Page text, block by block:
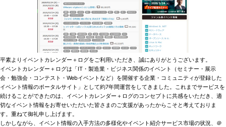
平素よりイベントカレンダー＋ログをご利用いただき、誠にありがとうございます。
イベントカレンダー＋ログは「IT・製造業・ビジネス関係のイベント（セミナー・展示
会・勉強会・コンテスト・Webイベントなど）を開催する企業・コミュニティが登録した
イベント情報のポータルサイト」として約7年間運営をしてきました。これまでサービスを
続けることができたのは、イベントカレンダー＋ログのコンセプトに共感をいただき、適
切なイベント情報をお寄せいただいた皆さまのご支援があったからこそと考えておりま
す。重ねて御礼申し上げます。
しかしながら、イベント情報の入手方法の多様化やイベント紹介サービス市場の状況、＠